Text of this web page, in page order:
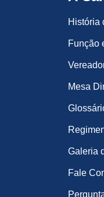
História
Função
Mesa
Galeria
Fale